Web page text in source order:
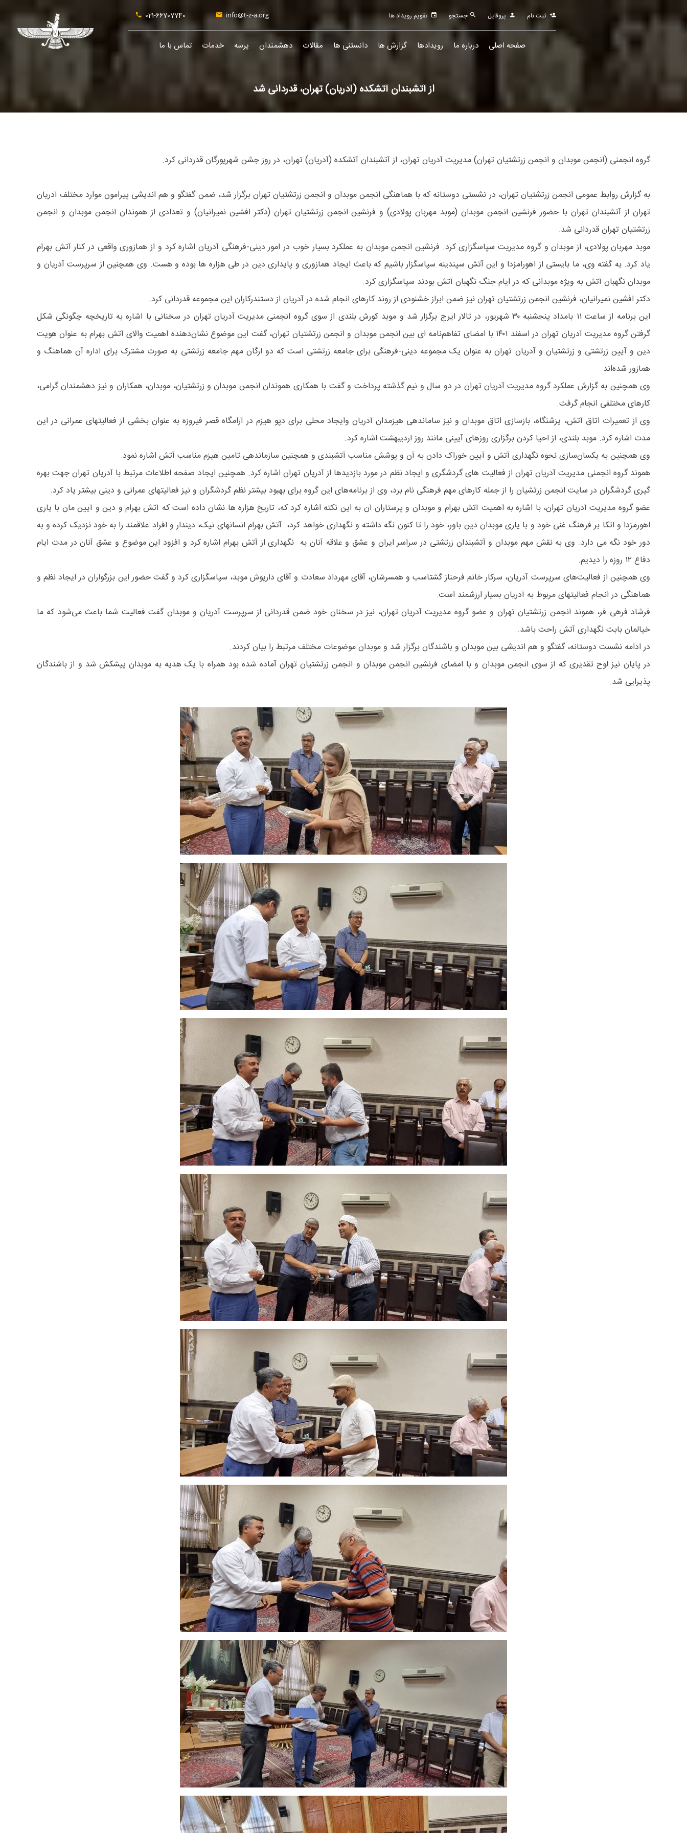
021-66707740 info@t-z-a.org تقویم رویداد ها پروفایل ثبت نام
صفحه اصلی درباره ما رویدادها گزارش ها دانستنی ها مقالات دهشمندان پرسه خدمات تماس با ما
;
از آتشبندان آتشکده (آدریان) تهران، قدردانی شد
گروه انجمنی (انجمن موبدان و انجمن زرتشتیان تهران) مدیریت آدریان تهران، از آتشبندان آتشکده (آدریان) تهران، در روز جشن شهریورگان قدردانی کرد.
به گزارش روابط عمومی انجمن زرتشتیان تهران، در نشستی دوستانه که با هماهنگی انجمن موبدان و انجمن زرتشتیان تهران برگزار شد، ضمن گفتگو و هم اندیشی پیرامون موارد مختلف آدریان
تهران از آتشبندان تهران با حضور فرنشین انجمن موبدان (موبد مهربان پولادی) و فرنشین انجمن زرتشتیان تهران (دکتر افشین نمیرانیان) و تعدادی از هموندان انجمن موبدان و انجمن
زرتشتیان تهران قدردانی شد.
موبد مهربان پولادی، از موبدان و گروه مدیریت سپاسگزاری کرد. فرنشین انجمن موبدان به عملکرد بسیار خوب در امور دینی-فرهنگی آدریان اشاره کرد و از همازوری واقعی در کنار آتش بهرام
یاد کرد. به گفته وی، ما بایستی از اهورامزدا و این آتش سپندینه سپاسگزار باشیم که باعث ایجاد همازوری و پایداری دین در طی هزاره ها بوده و هست. وی همچنین از سرپرست آدریان و
موبدان نگهبان آتش به ویژه موبدانی که در ایام جنگ نگهبان آتش بودند سپاسگزاری کرد.
دکتر افشین نمیرانیان، فرنشین انجمن زرتشتیان تهران نیز ضمن ابراز خشنودی از روند کارهای انجام شده در آدریان از دستندرکاران این مجموعه قدردانی کرد.
این برنامه از ساعت ۱۱ بامداد پنجشنبه ۳۰ شهریور، در تالار ایرج برگزار شد و موبد کورش بلندی از سوی گروه انجمنی مدیریت آدریان تهران در سخنانی با اشاره به تاریخچه چگونگی شکل
گرفتن گروه مدیریت آدریان تهران در اسفند ۱۴۰۱ با امضای تفاهم‌نامه ای بین انجمن موبدان و انجمن زرتشتیان تهران، گفت این موضوع نشان‌دهنده اهمیت والای آتش بهرام به عنوان هویت
دین و آیین زرتشتی و زرتشتیان و آدریان تهران به عنوان یک مجموعه دینی-فرهنگی برای جامعه زرتشتی است که دو ارگان مهم جامعه زرتشتی به صورت مشترک برای اداره آن هماهنگ و
همازور شده‌اند.
وی همچنین به گزارش عملکرد گروه مدیریت آدریان تهران در دو سال و نیم گذشته پرداخت و گفت با همکاری هموندان انجمن موبدان و زرتشتیان، موبدان، همکاران و نیز دهشمندان گرامی،
کارهای مختلفی انجام گرفت.
وی از تعمیرات اتاق آتش، یزشنگاه، بازسازی اتاق موبدان و نیز ساماندهی هیزمدان آدریان وایجاد محلی برای دپو هیزم در آرامگاه قصر فیروزه به عنوان بخشی از فعالیتهای عمرانی در این
مدت اشاره کرد. موبد بلندی، از احیا کردن برگزاری روزهای آیینی مانند روز اردیبهشت اشاره کرد.
وی همچنین به یکسان‌سازی نحوه نگهداری آتش و آیین خوراک دادن به آن و پوشش مناسب آتشبندی و همچنین سازماندهی تامین هیزم مناسب آتش اشاره نمود.
هموند گروه انجمنی مدیریت آدریان تهران از فعالیت های گردشگری و ایجاد نظم در مورد بازدیدها از آدریان تهران اشاره کرد. همچنین ایجاد صفحه اطلاعات مرتبط با آدریان تهران جهت بهره
گیری گردشگران در سایت انجمن زرتشیان را از جمله کارهای مهم فرهنگی نام برد، وی از برنامه‌های این گروه برای بهبود بیشتر نظم گردشگران و نیز فعالیتهای عمرانی و دینی بیشتر یاد کرد.
عضو گروه مدیریت آدریان تهران، با اشاره به اهمیت آتش بهرام و موبدان و پرستاران آن به این نکته اشاره کرد که، تاریخ هزاره ها نشان داده است که آتش بهرام و دین و آیین مان با یاری
اهورمزدا و اتکا بر فرهنگ غنی خود و با یاری موبدان دین باور، خود را تا کنون نگه داشته و نگهداری خواهد کرد، آتش بهرام انسانهای نیک، دیندار و افراد علاقمند را به خود نزدیک کرده و به
دور خود نگه می دارد. وی به نقش مهم موبدان و آتشبندان زرتشتی در سراسر ایران و عشق و علاقه آنان به نگهداری از آتش بهرام اشاره کرد و افزود این موضوع و عشق آنان در مدت ایام
دفاع ۱۲ روزه را دیدیم.
وی همچنین از فعالیت‌های سرپرست آدریان، سرکار خانم فرحناز گشتاسب و همسرشان، آقای مهرداد سعادت و آقای داریوش موبد، سپاسگزاری کرد و گفت حضور این بزرگواران در ایجاد نظم و
هماهنگی در انجام فعالیتهای مربوط به آدریان بسیار ارزشمند است.
فرشاد فرهی فر، هموند انجمن زرتشتیان تهران و عضو گروه مدیریت آدریان تهران، نیز در سخنان خود ضمن قدردانی از سرپرست آدریان و موبدان گفت فعالیت شما باعث می‌شود که ما
خیالمان بابت نگهداری آتش راحت باشد.
در ادامه نشست دوستانه، گفتگو و هم اندیشی بین موبدان و باشندگان برگزار شد و موبدان موضوعات مختلف مرتبط را بیان کردند.
در پایان نیز لوح تقدیری که از سوی انجمن موبدان و با امضای فرنشین انجمن موبدان و انجمن زرتشتیان تهران آماده شده بود همراه با یک هدیه به موبدان پیشکش شد و از باشندگان
پذیرایی شد.